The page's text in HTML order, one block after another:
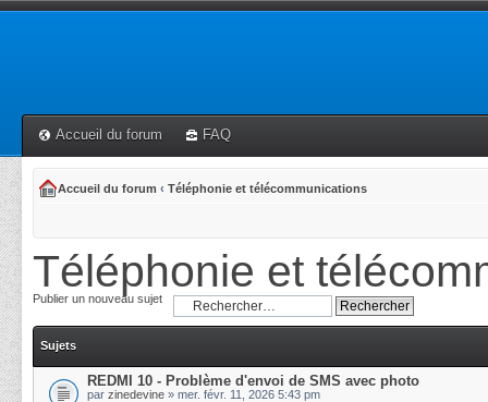
Accueil du forum FAQ
Accueil du forum ‹ Téléphonie et télécommunications
Téléphonie et
Publier un nouveau sujet
Sujets
REDMI 10 - Problème d'envoi de SMS avec photo
par zinedevine » mer. févr. 11, 2026 5:43 pm